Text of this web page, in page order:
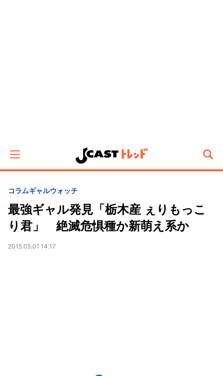
コラムギャルウォッチ
最強ギャル発見「栃木産 ぇりもっこ
り君」 絶滅危惧種か新萌え系か
2015.05.01 14:17